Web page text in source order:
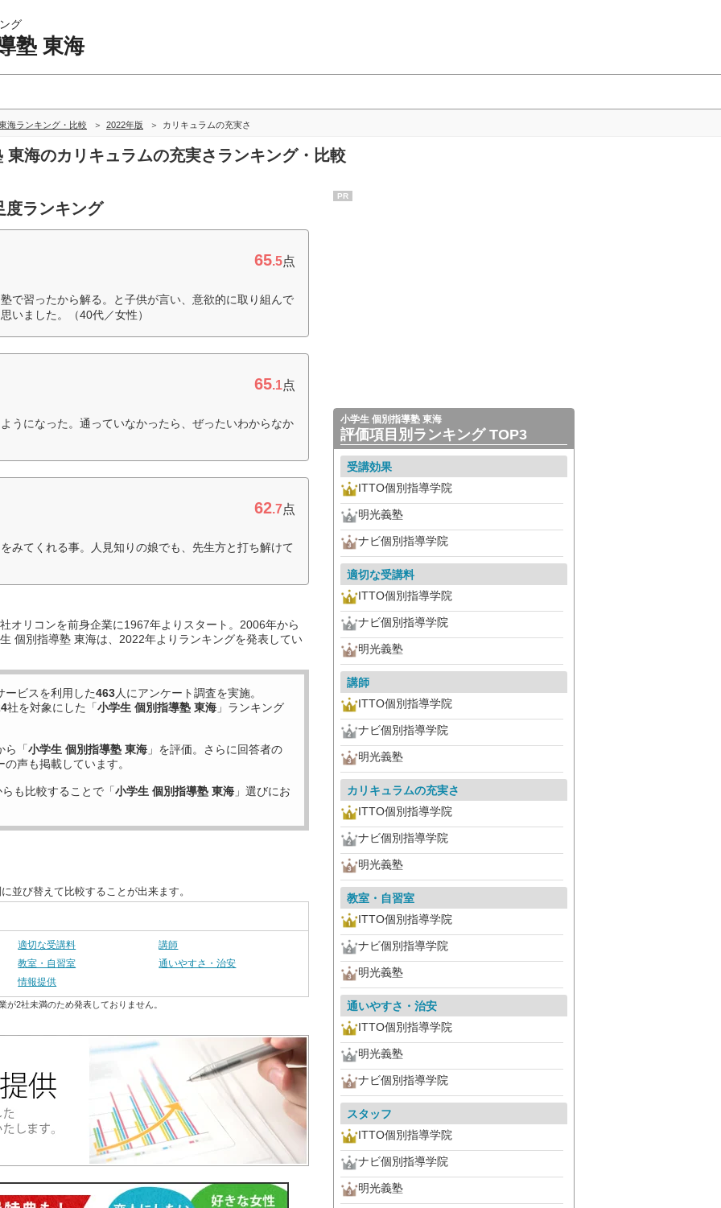
グ
塾 東海
海ランキング・比較 2022年版 カリキュラムの充実さ
海のカリキュラムの充実さランキング・比較
度ランキング
65.5点
で習ったから解る。と子供が言い、意欲的に取り組んで
いました。（40代／女性）
65.1点
うになった。通っていなかったら、ぜったいわからなか
62.7点
みてくれる事。人見知りの娘でも、先生方と打ち解けて
オリコンを前身企業に1967年よりスタート。2006年から
個別指導塾 東海は、2022年よりランキングを発表してい
ービスを利用した463人にアンケート調査を実施。
社を対象にした「小学生 個別指導塾 東海 」ランキング
ら「小学生 個別指導塾 東海 」を評価。さらに回答者の
声も掲載しています。
も比較することで「小学生 個別指導塾 東海 」選びにお
並び替えて比較することが出来ます。
適切な受講料
講師
教室・自習室
通いやすさ・治安
情報提供
2社未満のため発表しておりません。
PR
小学生 個別指導塾 東海
評価項目別ランキング TOP3
受講効果
ITTO個別指導学院
明光義塾
ナビ個別指導学院
適切な受講料
ITTO個別指導学院
ナビ個別指導学院
明光義塾
講師
ITTO個別指導学院
ナビ個別指導学院
明光義塾
カリキュラムの充実さ
ITTO個別指導学院
ナビ個別指導学院
明光義塾
教室・自習室
ITTO個別指導学院
ナビ個別指導学院
明光義塾
通いやすさ・治安
ITTO個別指導学院
明光義塾
ナビ個別指導学院
スタッフ
ITTO個別指導学院
ナビ個別指導学院
明光義塾